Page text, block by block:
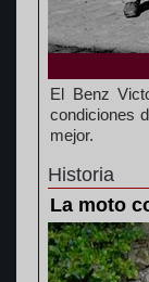
El Benz
condiciones
mejor.
Historia
La moto